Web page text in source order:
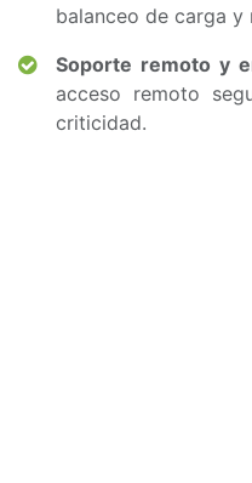
balanceo de carga y
Soporte remoto y
acceso remoto
criticidad.